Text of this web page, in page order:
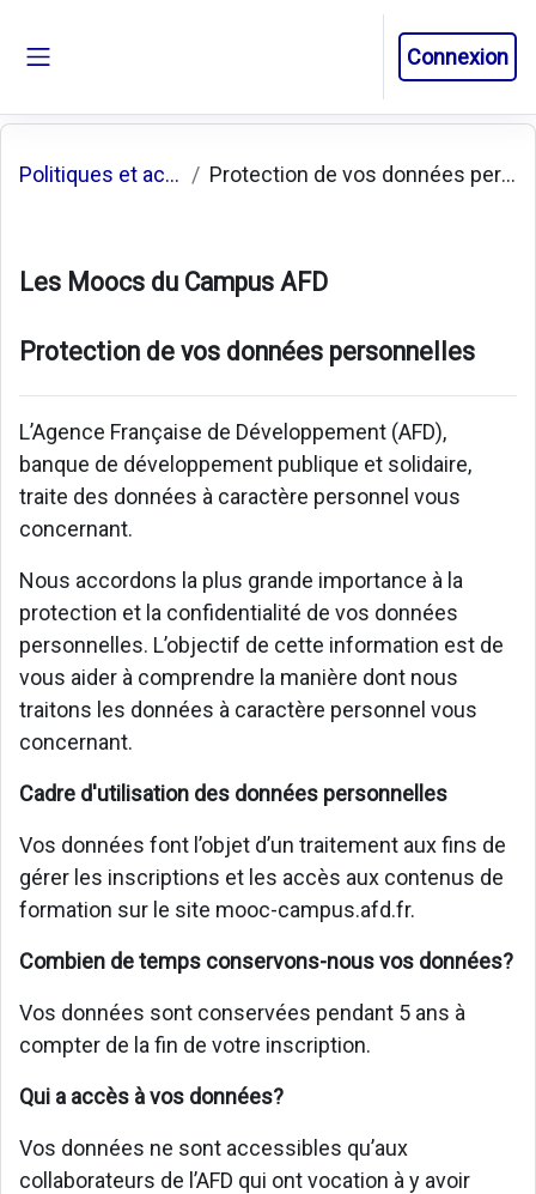
Connexion
Politiques et accords Protection de vos données personnelles
Les Moocs du Campus AFD
Protection de vos données personnelles
L’Agence Française de Développement (AFD),
banque de développement publique et solidaire,
traite des données à caractère personnel vous
concernant.
Nous accordons la plus grande importance à la
protection et la confidentialité de vos données
personnelles. L’objectif de cette information est de
vous aider à comprendre la manière dont nous
traitons les données à caractère personnel vous
concernant.
Cadre d'utilisation des données personnelles
Vos données font l’objet d’un traitement aux fins de
gérer les inscriptions et les accès aux contenus de
formation sur le site mooc-campus.afd.fr.
Combien de temps conservons-nous vos données?
Vos données sont conservées pendant 5 ans à
compter de la fin de votre inscription.
Qui a accès à vos données?
Vos données ne sont accessibles qu’aux
collaborateurs de l’AFD qui ont vocation à y avoir